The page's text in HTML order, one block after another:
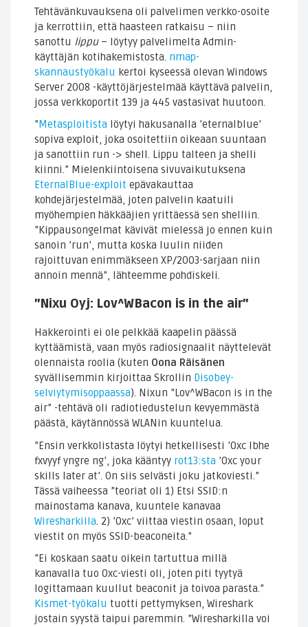
Tehtävänkuvauksena oli palvelimen verkko-osoite
ja kerrottiin, että haasteen ratkaisu – niin
sanottu lippu– löytyy palvelimelta Admin-
käyttäjän kotihakemistosta. nmap-
skannaustyökalu kertoi kyseessä olevan Windows
Server 2008 -käyttöjärjestelmää käyttävä palvelin,
jossa verkkoportit 139 ja 445 vastasivat huutoon.
”Metasploitista löytyi hakusanalla ’eternalblue’
sopiva exploit, joka osoitettiin oikeaan suuntaan
ja sanottiin run -> shell. Lippu talteen ja shelli
kiinni.” Mielenkiintoisena sivuvaikutuksena
EternalBlue-exploit epävakauttaa
kohdejärjestelmää, joten palvelin kaatuili
myöhempien häkkääjien yrittäessä sen shelliin.
”Kippausongelmat kävivät mielessä jo ennen kuin
sanoin ’run’, mutta koska luulin niiden
rajoittuvan enimmäkseen XP/2003-sarjaan niin
annoin mennä”, lähteemme pohdiskeli.
”Nixu Oyj: Lov^WBacon is in the air”
Hakkerointi ei ole pelkkää kaapelin päässä
kyttäämistä, vaan myös radiosignaalit näyttelevät
olennaista roolia (kuten Oona Räisänen
syvällisemmin kirjoittaa Skrollin Disobey-
selviytymisoppaassa). Nixun ”Lov^WBacon is in the
air” -tehtävä oli radiotiedustelun kevyemmästä
päästä, käytännössä WLANin kuuntelua.
”Ensin verkkolistasta löytyi hetkellisesti ’0xc lbhe
fxvyyf yngre ng’, joka kääntyy rot13:sta ’0xc your
skills later at’. On siis selvästi joku jatkoviesti.”
Tässä vaiheessa ”teoriat oli 1) Etsi SSID:n
mainostama kanava, kuuntele kanavaa
Wiresharkilla . 2) ’0xc’ viittaa viestin osaan, loput
viestit on myös SSID-beaconeita.”
”Ei koskaan saatu oikein tartuttua millä
kanavalla tuo 0xc-viesti oli, joten piti tyytyä
logittamaan kuullut beaconit ja toivoa parasta.”
Kismet-työkalu tuotti pettymyksen, Wireshark
jostain syystä taipui paremmin. ”Wiresharkilla voi